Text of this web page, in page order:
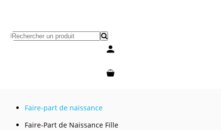
Faire-part de naissance
Faire-Part de Naissance Fille